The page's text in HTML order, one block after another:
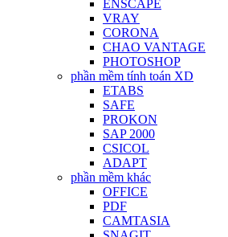
ENSCAPE
VRAY
CORONA
CHAO VANTAGE
PHOTOSHOP
phần mềm tính toán XD
ETABS
SAFE
PROKON
SAP 2000
CSICOL
ADAPT
phần mềm khác
OFFICE
PDF
CAMTASIA